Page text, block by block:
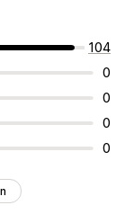
104
0
0
0
0